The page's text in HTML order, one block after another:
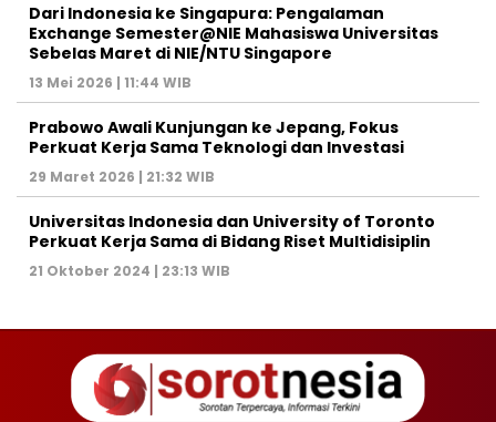
Dari Indonesia ke Singapura: Pengalaman
Exchange Semester@NIE Mahasiswa Universitas
Sebelas Maret di NIE/NTU Singapore
13 Mei 2026 | 11:44 WIB
Prabowo Awali Kunjungan ke Jepang, Fokus
Perkuat Kerja Sama Teknologi dan Investasi
29 Maret 2026 | 21:32 WIB
Universitas Indonesia dan University of Toronto
Perkuat Kerja Sama di Bidang Riset Multidisiplin
21 Oktober 2024 | 23:13 WIB